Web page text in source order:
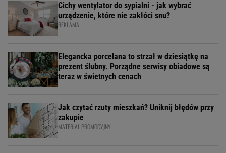
Cichy wentylator do sypialni - jak wybrać
urządzenie, które nie zakłóci snu?
REKLAMA
Elegancka porcelana to strzał w dziesiątkę na
prezent ślubny. Porządne serwisy obiadowe są
teraz w świetnych cenach
Jak czytać rzuty mieszkań? Uniknij błędów przy
zakupie
MATERIAŁ PROMOCYJNY